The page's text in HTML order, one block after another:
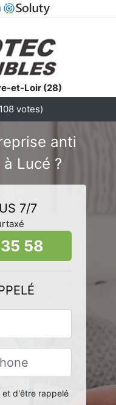
et-Loir (28)
108 votes)
anti
Lucé ?
7/7
58
et d'être rappelé